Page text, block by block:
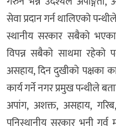
सेवा प्रदान गर्न थालिएको
स्थानीय सरकार सबैको
विपन्न सबैको साथमा रहेको
असहाय, दिन दुखीको पक्षका
कार्य गर्ने नगर प्रमुख पन्थीले
अपांग, अशक्त, असहाय,